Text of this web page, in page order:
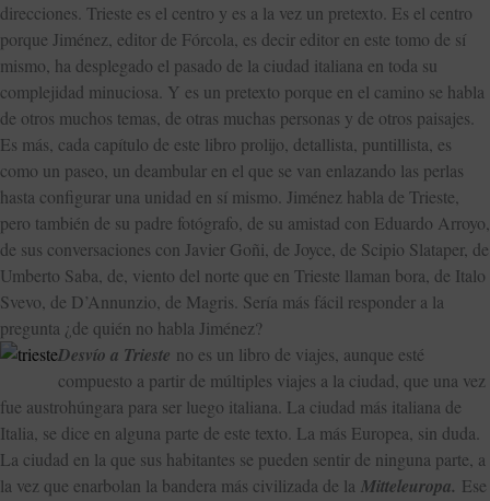
direcciones. Trieste es el centro y es a la vez un pretexto. Es el centro
porque Jiménez, editor de Fórcola, es decir editor en este tomo de sí
mismo, ha desplegado el pasado de la ciudad italiana en toda su
complejidad minuciosa. Y es un pretexto porque en el camino se habla
de otros muchos temas, de otras muchas personas y de otros paisajes.
Es más, cada capítulo de este libro prolijo, detallista, puntillista, es
como un paseo, un deambular en el que se van enlazando las perlas
hasta configurar una unidad en sí mismo. Jiménez habla de Trieste,
pero también de su padre fotógrafo, de su amistad con Eduardo Arroyo,
de sus conversaciones con Javier Goñi, de Joyce, de Scipio Slataper, de
Umberto Saba, de, viento del norte que en Trieste llaman bora, de Italo
Svevo, de D’Annunzio, de Magris. Sería más fácil responder a la
pregunta ¿de quién no habla Jiménez?
Desvío a Trieste no es un libro de viajes, aunque esté
compuesto a partir de múltiples viajes a la ciudad, que una vez
fue austrohúngara para ser luego italiana. La ciudad más italiana de
Italia, se dice en alguna parte de este texto. La más Europea, sin duda.
La ciudad en la que sus habitantes se pueden sentir de ninguna parte, a
la vez que enarbolan la bandera más civilizada de la Mitteleuropa. Ese